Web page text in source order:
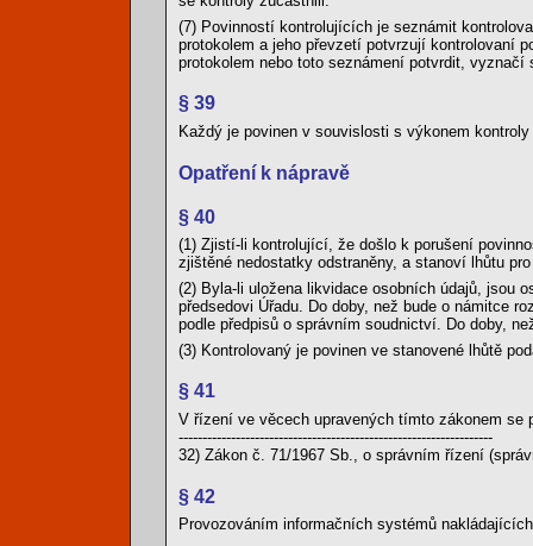
(7) Povinností kontrolujících je seznámit
protokolem a jeho převzetí potvrzují kontrolovaní
protokolem nebo toto seznámení potvrdit,
§ 39
Každý je povinen v souvislosti s výkonem
Opatření k nápravě
§ 40
(1) Zjistí-li kontrolující, že došlo k porušení
zjištěné nedostatky odstraněny, a stanoví lhůtu
(2) Byla-li uložena likvidace osobních údajů, jsou
předsedovi Úřadu. Do doby, než bude o námitce
podle předpisů o správním soudnictví. Do doby,
(3) Kontrolovaný je povinen ve stanovené lhůtě
§ 41
V řízení ve věcech upravených tímto zákonem se
------------------------------------------------------------------
32) Zákon č. 71/1967 Sb., o správním řízení
§ 42
Provozováním informačních systémů